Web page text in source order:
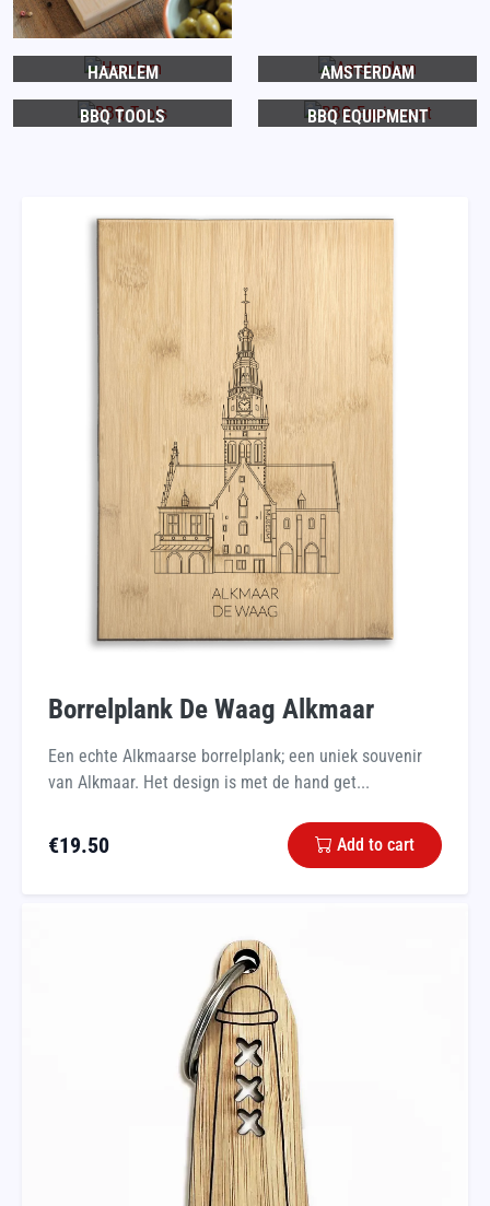
HAARLEM AMSTERDAM
BBQ TOOLS BBQ EQUIPMENT
Borrelplank De Waag Alkmaar
Een echte Alkmaarse borrelplank; een uniek souvenir
van Alkmaar. Het design is met de hand get...
€19.50 Add to cart